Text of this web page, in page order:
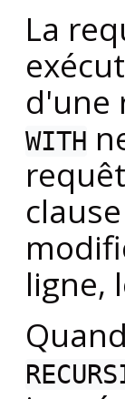
La
d'une
WITH
clause
ligne,